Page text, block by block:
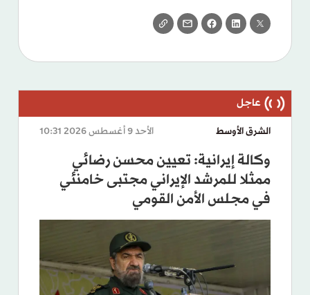
الأحد 9 أغسطس 2026 10:31 الشرق الأوسط
وكالة إيرانية: تعيين محسن رضائي
ممثلا للمرشد الإيراني مجتبى خامنئي
في مجلس الأمن القومي